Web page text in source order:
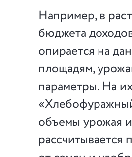
Например, в
бюджета
опирается на
площадям,
параметры. На
объемы урожая и
рассчитывается